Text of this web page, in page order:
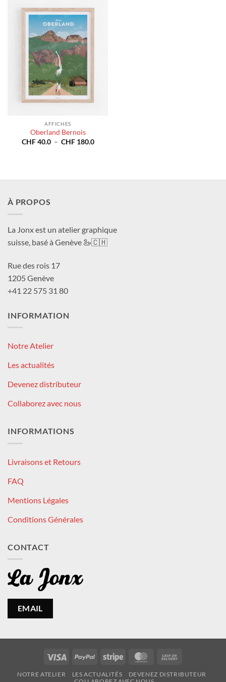
AFFICHES
Oberland Bernois
CHF40.0 – CHF180.0Plage
À PROPOS
La Jonx est un atelier graphique
suisse, basé à Genève 🦢🇨🇭
Rue des rois 17
1205 Genève
+41 22 575 31 80
INFORMATION
Notre Atelier
Les actualités
Devenez distributeur
Collaborez avec nous
INFORMATIONS
Livraisons et Retours
FAQ
Mentions Légales
Conditions Générales
CONTACT
EMAIL
Visa PayPal Stripe MasterCard
Delivery
NOTRE ATELIER LES ACTUALITÉS
DEVENEZ DISTRIBUTEUR